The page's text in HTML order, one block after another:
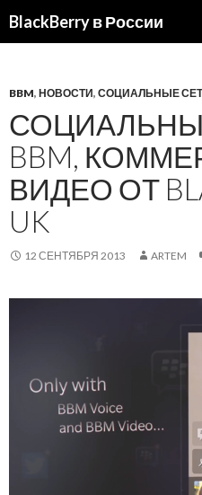
BlackBerry в России
BBM, НОВОСТИ, СОЦИАЛЬНЫЕ
BBM,
ВИДЕО ОТ
UK
12 СЕНТЯБРЯ 2013 ARTEM